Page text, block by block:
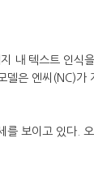
내 텍스트 인식
델은 엔씨(NC)가
를 보이고 있다.